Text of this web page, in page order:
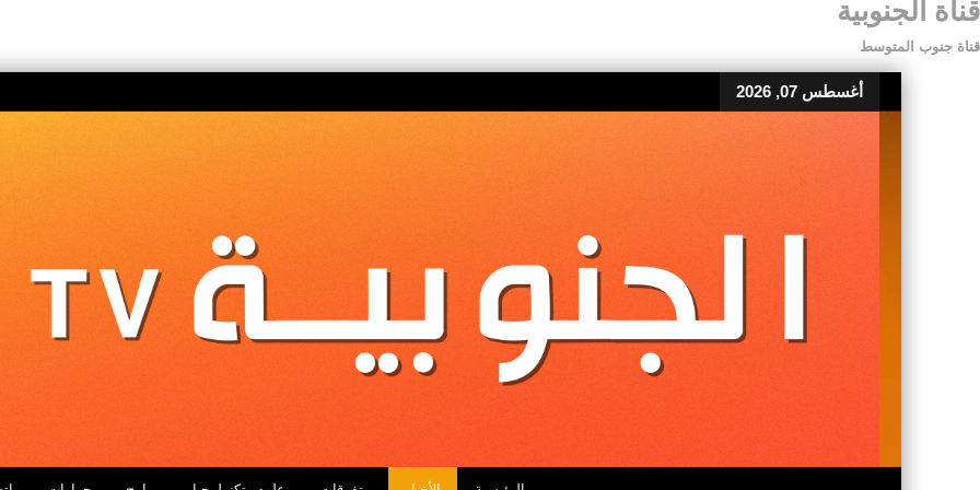
قناة الجنوبية
قناة جنوب المتوسط
أغسطس 07, 2026